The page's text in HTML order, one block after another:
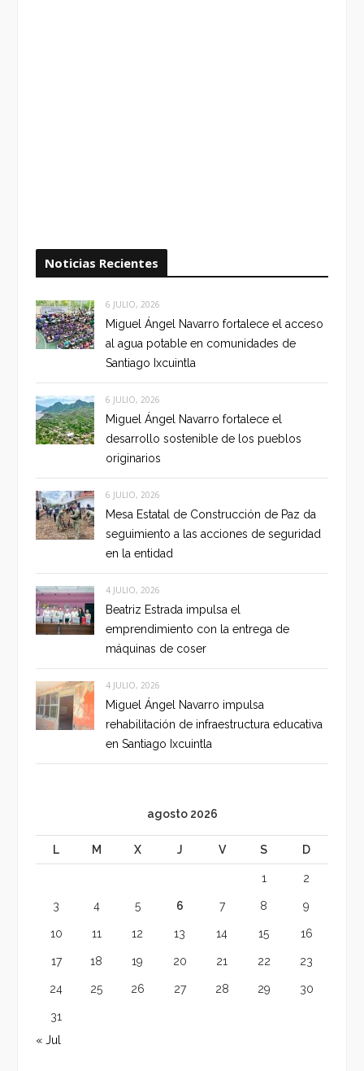
Noticias Recientes
6 JULIO, 2026
Miguel Ángel Navarro fortalece el acceso
al agua potable en comunidades de
Santiago Ixcuintla
6 JULIO, 2026
Miguel Ángel Navarro fortalece el
desarrollo sostenible de los pueblos
originarios
6 JULIO, 2026
Mesa Estatal de Construcción de Paz da
seguimiento a las acciones de seguridad
en la entidad
4 JULIO, 2026
Beatriz Estrada impulsa el
emprendimiento con la entrega de
máquinas de coser
4 JULIO, 2026
Miguel Ángel Navarro impulsa
rehabilitación de infraestructura educativa
en Santiago Ixcuintla
agosto 2026
L M X J V S D
1 2
3 4 5 6 7 8 9
10 11 12 13 14 15 16
17 18 19 20 21 22 23
24 25 26 27 28 29 30
31
« Jul